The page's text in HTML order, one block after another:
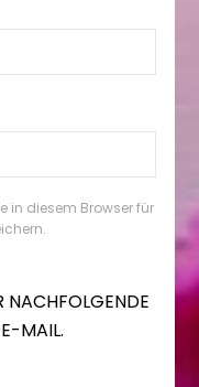
in diesem Browser für
NACHFOLGENDE
MAIL.